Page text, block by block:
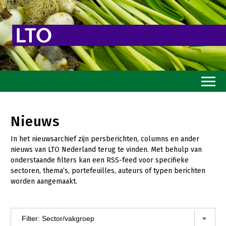
Toekomstvisie
Goed eten
Mooi groen
Sterk ondernemerschap
Nieuws
In het nieuwsarchief zijn persberichten, columns en ander
nieuws van LTO Nederland terug te vinden. Met behulp van
onderstaande filters kan een RSS-feed voor specifieke
sectoren, thema’s, portefeuilles, auteurs of typen berichten
worden aangemaakt.